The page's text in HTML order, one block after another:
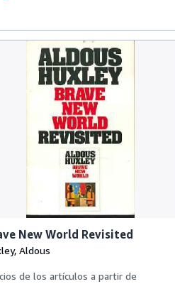
New World Revisited
Aldous
de los artículos a partir de